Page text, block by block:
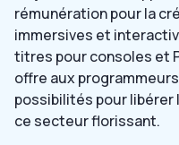
rémunération pour la
immersives et
titres pour consoles et
offre aux
possibilités pour
ce secteur florissant.